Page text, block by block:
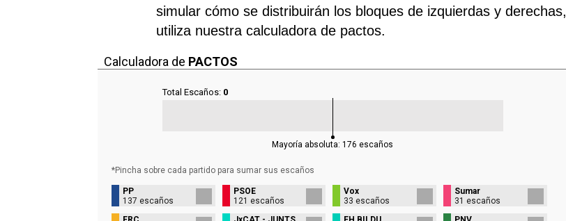
simular cómo se distribuirán los bloques de izquierdas y derechas,
utiliza nuestra calculadora de pactos.
Calculadora de PACTOS
Total Escaños: 0
Mayoría absoluta:176 escaños
*Pincha sobre cada partido para sumar sus escaños
PP
137 escaños
PSOE
121 escaños
Vox
33 escaños
Sumar
31 escaños